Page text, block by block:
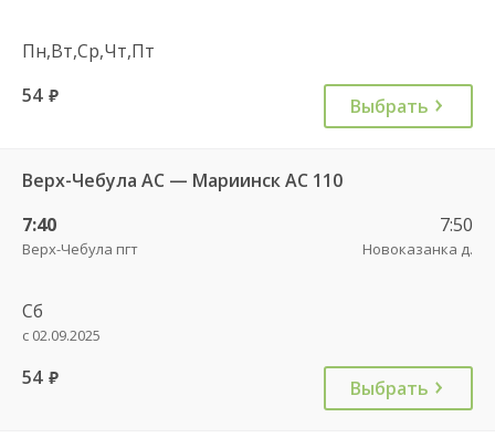
Пн,Вт,Ср,Чт,Пт
54 руб. Выбрать
Верх-Чебула АС — Мариинск АС 110
7:40
Верх-Чебула пгт
7:50
Новоказанка д.
Сб
с 02.09.2025
54 руб. Выбрать